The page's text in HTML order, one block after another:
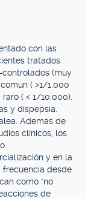
con las
tratados
(muy
( >1/1.000
( < 1/10.000).
y dispepsia.
Además de
clínicos, los
y en la
frecuencia desde
como "no
de